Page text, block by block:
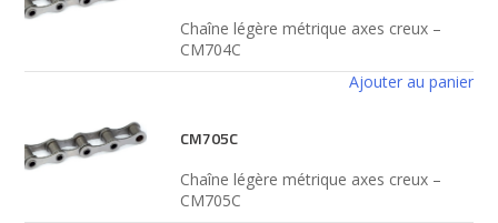
Chaîne légère métrique axes creux –
CM704C
Ajouter au panier
CM705C
Chaîne légère métrique axes creux –
CM705C